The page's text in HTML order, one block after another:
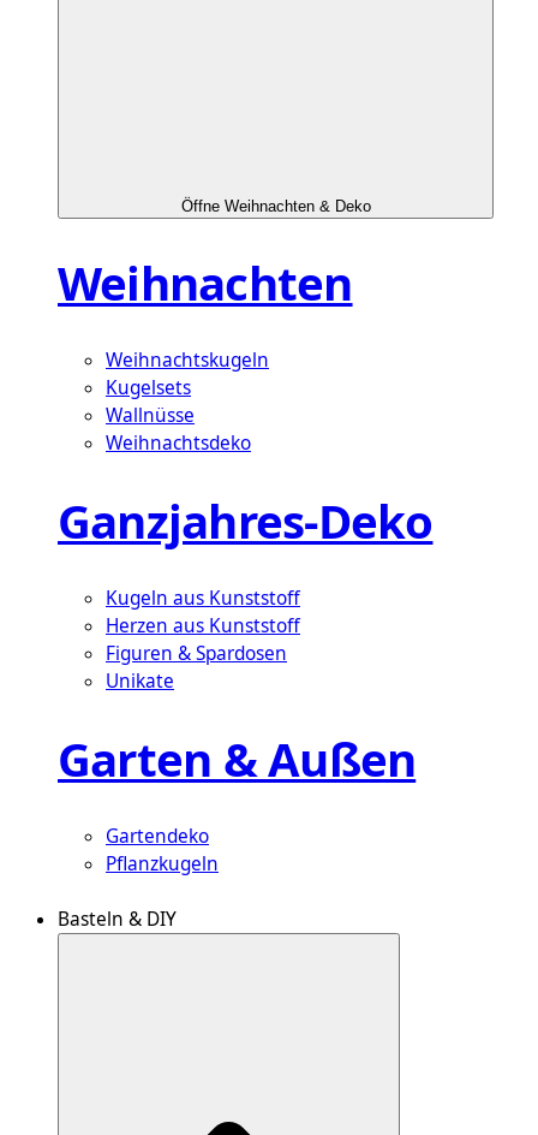
Öffne Weihnachten & Deko
Weihnachten
Weihnachtskugeln
Kugelsets
Wallnüsse
Weihnachtsdeko
Ganzjahres-Deko
Kugeln aus Kunststoff
Herzen aus Kunststoff
Figuren & Spardosen
Unikate
Garten & Außen
Gartendeko
Pflanzkugeln
Basteln & DIY